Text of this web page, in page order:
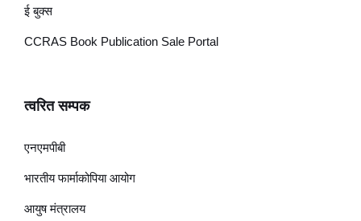
ई बुक्स
CCRAS Book Publication Sale Portal
त्वरित सम्पक
एनएमपीबी
भारतीय फार्माकोपिया आयोग
आयुष मंत्रालय